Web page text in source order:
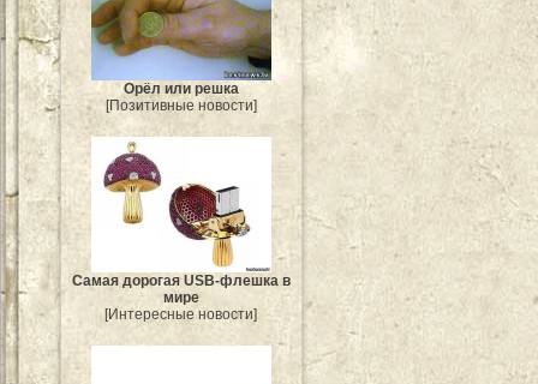
Орёл или решка
[Позитивные новости]
Самая дорогая USB-флешка в
мире
[Интересные новости]